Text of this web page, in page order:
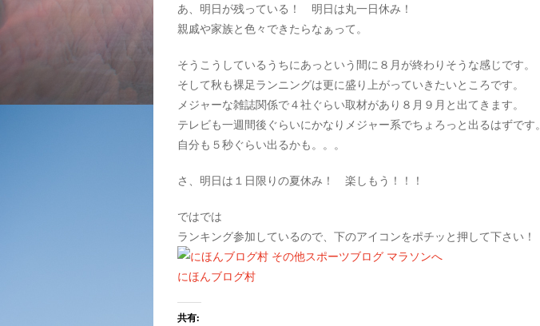
あ、明日が残っている！ 明日は丸一日休み！
親戚や家族と色々できたらなぁって。
そうこうしているうちにあっという間に８月が終わりそうな感じです。
そして秋も裸足ランニングは更に盛り上がっていきたいところです。
メジャーな雑誌関係で４社ぐらい取材があり８月９月と出てきます。
テレビも一週間後ぐらいにかなりメジャー系でちょろっと出るはずです。
自分も５秒ぐらい出るかも。。。
さ、明日は１日限りの夏休み！ 楽しもう！！！
ではでは
ランキング参加しているので、下のアイコンをポチッと押して下さい！
にほんブログ村
共有: